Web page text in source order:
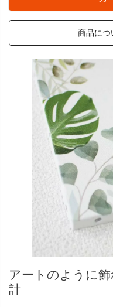
商品につ
アートのように
計